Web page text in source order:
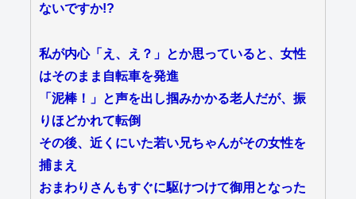
ないですか!?
私が内心「え、え？」とか思っていると、女性
はそのまま自転車を発進
「泥棒！」と声を出し掴みかかる老人だが、振
りほどかれて転倒
その後、近くにいた若い兄ちゃんがその女性を
捕まえ
おまわりさんもすぐに駆けつけて御用となった